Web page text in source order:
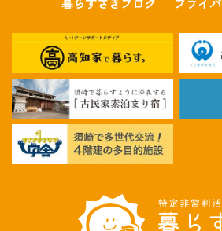
暮らすさきブログ プライ